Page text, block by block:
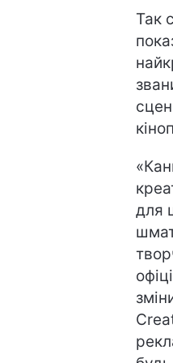
Так
для